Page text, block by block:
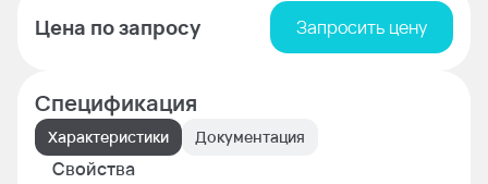
Цена по запросу Запросить цену
Спецификация
Характеристики Документация
Свойства